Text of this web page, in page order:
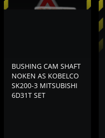
BUSHING CAM SHAFT
NOKEN AS KOBELCO
SK200-3 MITSUBISHI
6D31T SET